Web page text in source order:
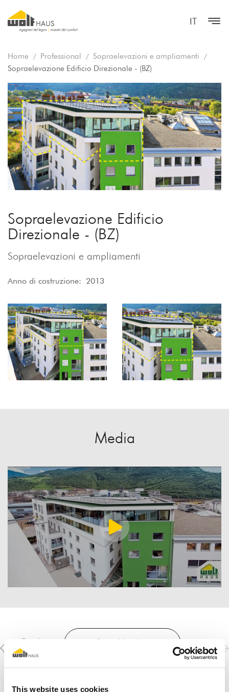
This website uses cookies
IT
Home Professional
Sopraelevazioni e ampliamenti
Sopraelevazione Edificio Direzionale - (BZ)
Sopraelevazione Edificio
Direzionale - (BZ)
Sopraelevazioni e ampliamenti
Anno di costruzione: 2013
Media
Previous
project
Scopri le altre
Next
project